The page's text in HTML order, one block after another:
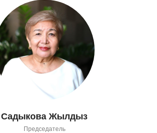
Садыкова Жылдыз
Председатель